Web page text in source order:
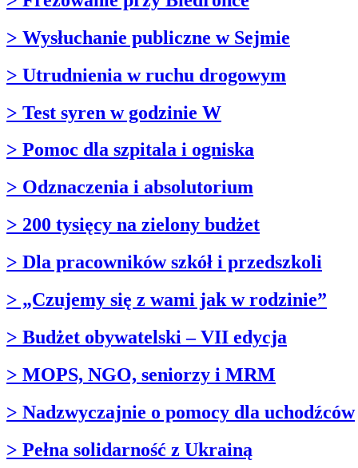
> Wysłuchanie publiczne w Sejmie
> Utrudnienia w ruchu drogowym
> Test syren w godzinie W
> Pomoc dla szpitala i ogniska
> Odznaczenia i absolutorium
> 200 tysięcy na zielony budżet
> Dla pracowników szkół i przedszkoli
> „Czujemy się z wami jak w rodzinie”
> Budżet obywatelski – VII edycja
> MOPS, NGO, seniorzy i MRM
> Nadzwyczajnie o pomocy dla uchodźców
> Pełna solidarność z Ukrainą